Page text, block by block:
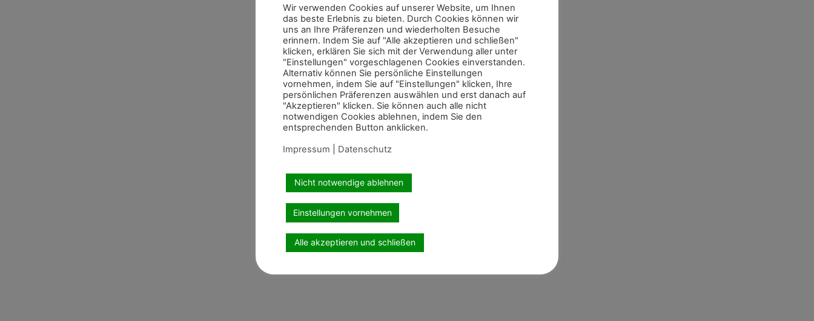
Wir verwenden Cookies auf unserer Website, um Ihnen
das beste Erlebnis zu bieten. Durch Cookies können wir
uns an Ihre Präferenzen und wiederholten Besuche
erinnern. Indem Sie auf "Alle akzeptieren und schließen"
klicken, erklären Sie sich mit der Verwendung aller unter
"Einstellungen" vorgeschlagenen Cookies einverstanden.
Alternativ können Sie persönliche Einstellungen
vornehmen, indem Sie auf "Einstellungen" klicken, Ihre
persönlichen Präferenzen auswählen und erst danach auf
"Akzeptieren" klicken. Sie können auch alle nicht
notwendigen Cookies ablehnen, indem Sie den
entsprechenden Button anklicken.
Impressum
Datenschutz
Nicht notwendige ablehnen
Einstellungen vornehmen
Alle akzeptieren und schließen